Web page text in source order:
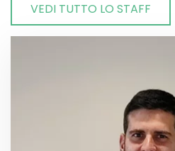
VEDI TUTTO LO STAFF